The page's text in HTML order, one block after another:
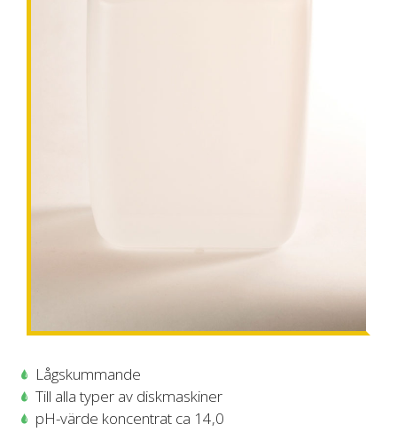
Lågskummande
Till alla typer av diskmaskiner
pH-värde koncentrat ca 14,0